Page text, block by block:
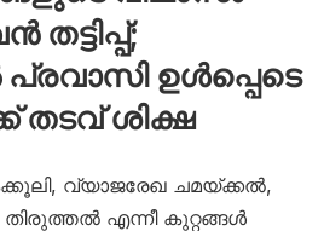
തട്ടിപ്പ്;
ഉൾപ്പെടെ
ശിക്ഷ
വ്യാജരേഖ ചമയ്ക്കൽ,
എന്നീ കുറ്റങ്ങൾ